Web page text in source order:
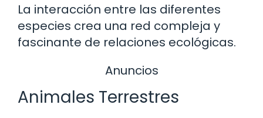
La interacción entre las diferentes
especies crea una red compleja y
fascinante de relaciones ecológicas.
Anuncios
Animales Terrestres